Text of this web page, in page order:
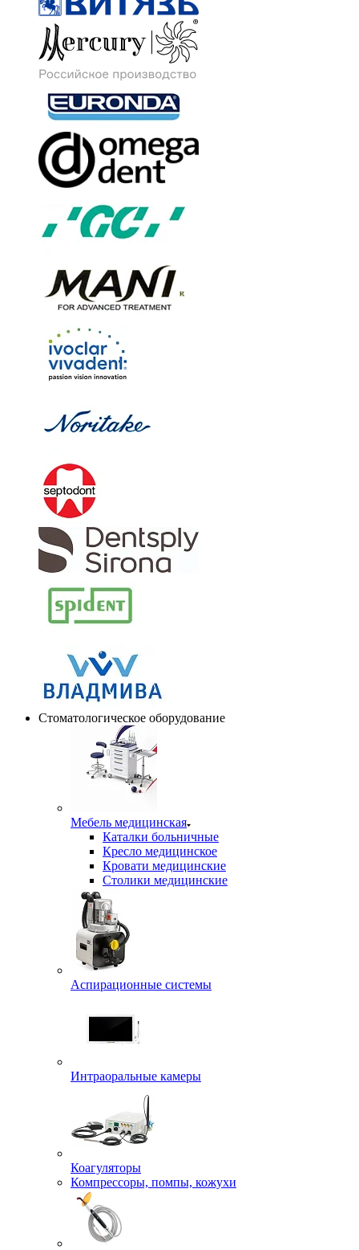
Стоматологическое оборудование
Мебель медицинская
Каталки больничные
Кресло медицинское
Кровати медицинские
Столики медицинские
Аспирационные системы
Интраоральные камеры
Коагуляторы
Компрессоры, помпы, кожухи